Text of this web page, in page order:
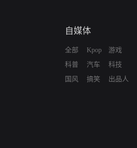
自媒体
全部
科普
国风
Kpop
汽车
搞笑
游戏
科技
出品人